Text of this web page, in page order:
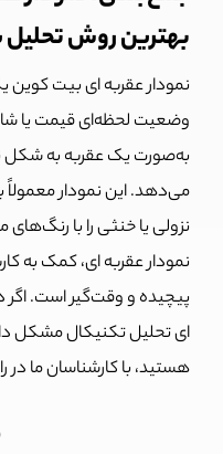
بهترین روش تحلیل
نمودار عقربه ای بیت کوین
وضعیت لحظه‌ای قیمت یا
به‌صورت یک عقربه به شکل
می‌دهد. این نمودار
نزولی یا خنثی را با
نمودار عقربه ای، کمک به
پیچیده و وقت‌گیر است. اگر
ای تحلیل تکنیکال مشکل
هستید، با کارشناسان ما